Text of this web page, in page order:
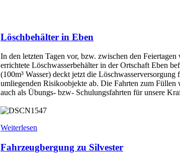
Löschbehälter in Eben
In den letzten Tagen vor, bzw. zwischen den Feiertagen
errichtete Löschwasserbehälter in der Ortschaft Eben
(100m³ Wasser) deckt jetzt die Löschwasserversorgung
umliegenden Risikoobjekte ab. Die Fahrten zum Füllen
auch als Übungs- bzw- Schulungsfahrten für unsere
Weiterlesen
Fahrzeugbergung zu Silvester